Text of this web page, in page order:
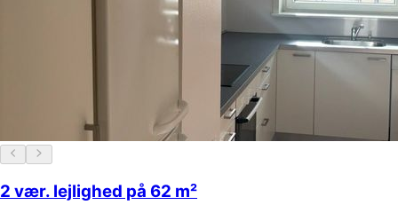
2 vær. lejlighed på 62 m²